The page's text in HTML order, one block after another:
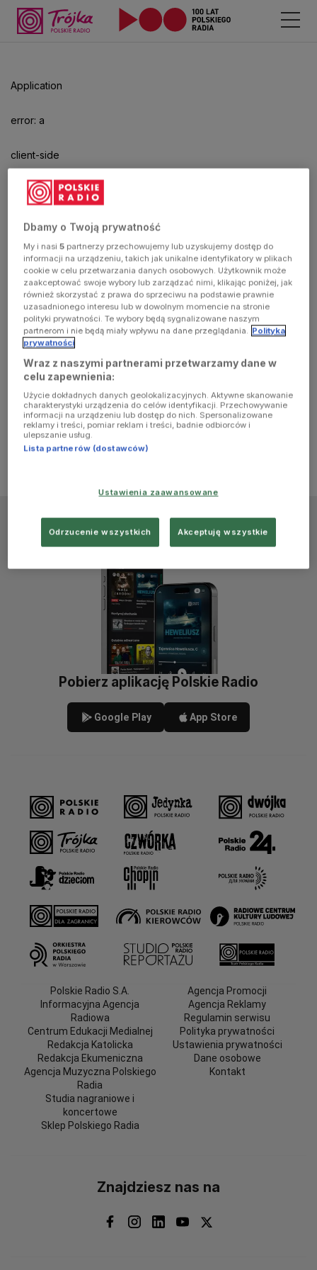
Application
error: a
client-side
exception
has
occurred
(see the
browser
console for
more
information)
Pobierz aplikację Polskie Radio
Google Play App Store
Polskie Radio S.A.
Informacyjna Agencja
Radiowa
Centrum Edukacji Medialnej
Redakcja Katolicka
Redakcja Ekumeniczna
Agencja Muzyczna Polskiego
Radia
Studia nagraniowe i
koncertowe
Sklep Polskiego Radia
Agencja Promocji
Agencja Reklamy
Regulamin serwisu
Polityka prywatności
Ustawienia prywatności
Dane osobowe
Kontakt
Znajdziesz nas na
Dbamy o Twoją prywatność
My i nasi5 partnerzy przechowujemy lub uzyskujemy dostęp do
informacji na urządzeniu, takich jak unikalne identyfikatory w plikach
cookie w celu przetwarzania danych osobowych. Użytkownik może
zaakceptować swoje wybory lub zarządzać nimi, klikając poniżej, jak
również skorzystać z prawa do sprzeciwu na podstawie prawnie
uzasadnionego interesu lub w dowolnym momencie na stronie
polityki prywatności. Te wybory będą sygnalizowane naszym
partnerom i nie będą miały wpływu na dane przeglądania. Polityka
prywatności
Wraz z naszymi partnerami przetwarzamy dane w
celu zapewnienia:
Użycie dokładnych danych geolokalizacyjnych. Aktywne skanowanie
charakterystyki urządzenia do celów identyfikacji. Przechowywanie
informacji na urządzeniu lub dostęp do nich. Spersonalizowane
reklamy i treści, pomiar reklam i treści, badnie odbiorców i
ulepszanie usług.
Lista partnerów (dostawców)
Ustawienia zaawansowane
Odrzucenie wszystkich Akceptuję wszystkie